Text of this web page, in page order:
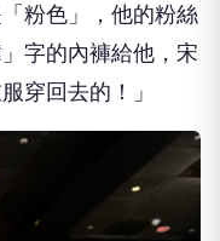
粉色」，他的粉絲
字的內褲給他，宋
穿回去的！」